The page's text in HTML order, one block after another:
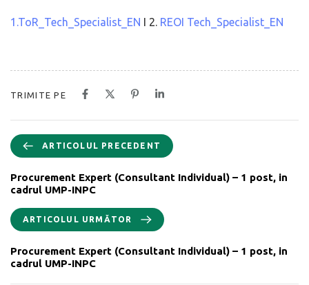
1.ToR_Tech_Specialist_EN I 2. REOI Tech_Specialist_EN
TRIMITE PE
ARTICOLUL PRECEDENT
Procurement Expert (Consultant Individual) – 1 post, in
cadrul UMP-INPC
ARTICOLUL URMĂTOR
Procurement Expert (Consultant Individual) – 1 post, in
cadrul UMP-INPC